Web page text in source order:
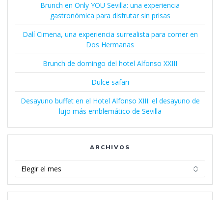
Brunch en Only YOU Sevilla: una experiencia
gastronómica para disfrutar sin prisas
Dalí Cimena, una experiencia surrealista para comer en
Dos Hermanas
Brunch de domingo del hotel Alfonso XXIII
Dulce safari
Desayuno buffet en el Hotel Alfonso XIII: el desayuno de
lujo más emblemático de Sevilla
ARCHIVOS